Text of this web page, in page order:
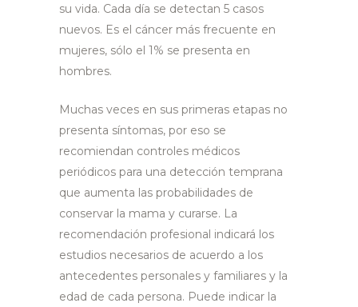
su vida. Cada día se detectan 5 casos
nuevos. Es el cáncer más frecuente en
mujeres, sólo el 1% se presenta en
hombres.
Muchas veces en sus primeras etapas no
presenta síntomas, por eso se
recomiendan controles médicos
periódicos para una detección temprana
que aumenta las probabilidades de
conservar la mama y curarse. La
recomendación profesional indicará los
estudios necesarios de acuerdo a los
antecedentes personales y familiares y la
edad de cada persona. Puede indicar la